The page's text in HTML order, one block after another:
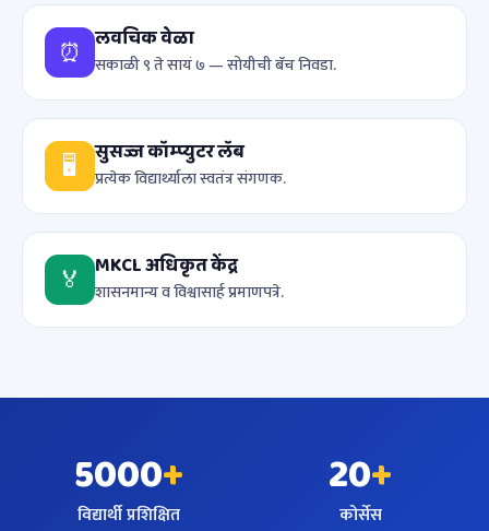
⏰ लवचिक वेळा
सकाळी ९ ते सायं ७ — सोयीची बॅच निवडा.
🖥️ सुसज्ज कॉम्प्युटर लॅब
प्रत्येक विद्यार्थ्याला स्वतंत्र संगणक.
🏅 MKCL अधिकृत केंद्र
शासनमान्य व विश्वासार्ह प्रमाणपत्रे.
5000+
विद्यार्थी प्रशिक्षित
20+
कोर्सेस